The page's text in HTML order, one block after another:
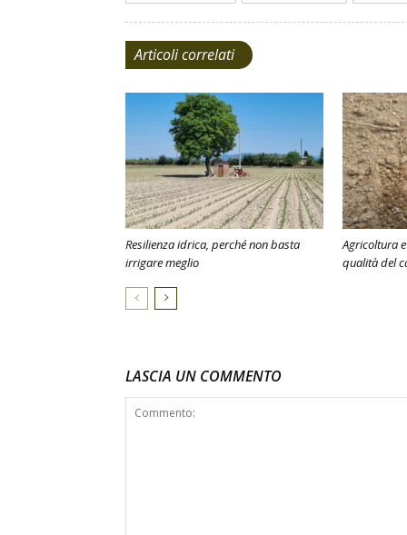
Articoli correlati
Resilienza idrica, perché non basta
irrigare meglio
Agricoltura
qualità del
LASCIA UN COMMENTO